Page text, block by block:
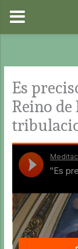
contenido
Es
Reino de